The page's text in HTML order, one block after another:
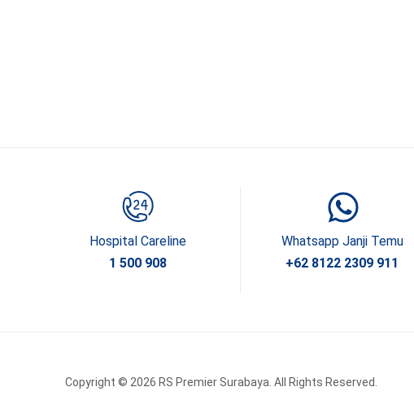
Hospital Careline
1 500 908
Whatsapp Janji Temu
+62 8122 2309 911
Copyright © 2026 RS Premier Surabaya. All Rights Reserved.